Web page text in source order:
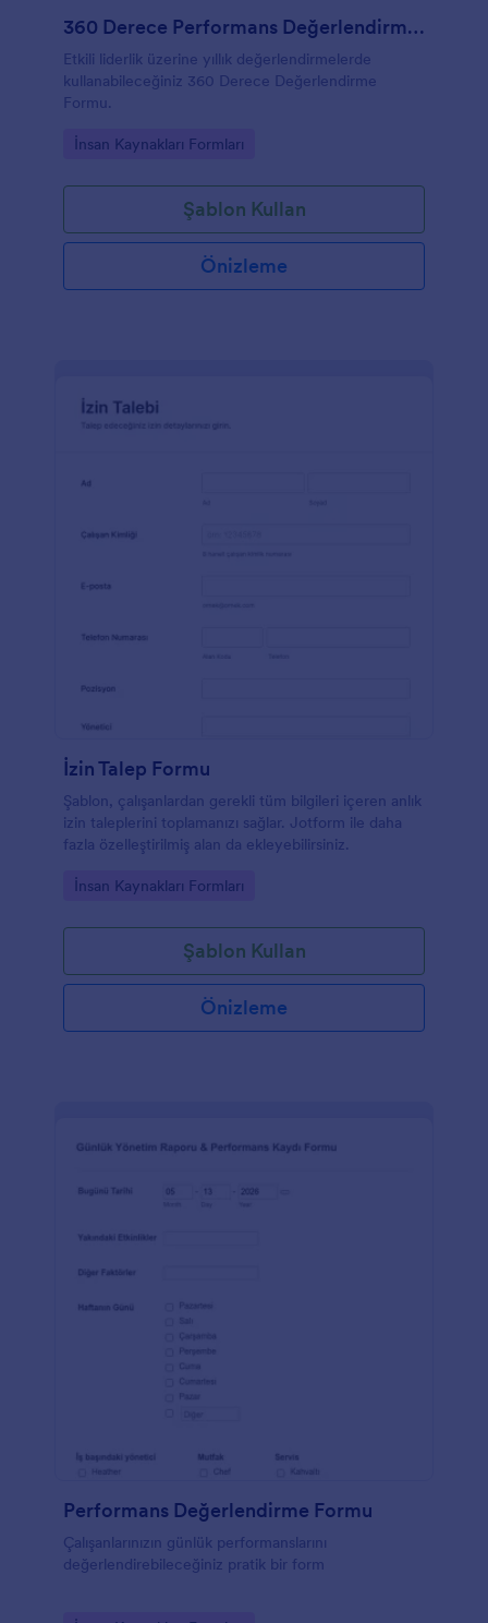
360 Derece Performans Değerlendirme Formu
Etkili liderlik üzerine yıllık değerlendirmelerde
kullanabileceğiniz 360 Derece Değerlendirme
Formu.
Go to Category:
İnsan Kaynakları Formları
Şablon Kullan
Önizleme
İzin Talep Formu
Şablon, çalışanlardan gerekli tüm bilgileri içeren anlık
izin taleplerini toplamanızı sağlar. Jotform ile daha
fazla özelleştirilmiş alan da ekleyebilirsiniz.
Go to Category:
İnsan Kaynakları Formları
Şablon Kullan
Önizleme
Performans Değerlendirme Formu
Çalışanlarınızın günlük performanslarını
değerlendirebileceğiniz pratik bir form